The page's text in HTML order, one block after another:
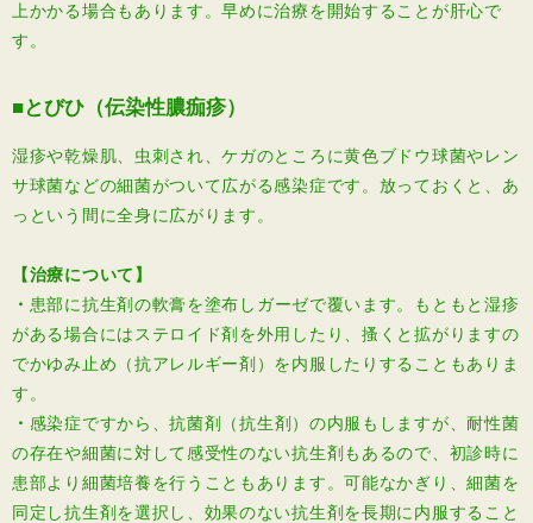
上かかる場合もあります。早めに治療を開始することが肝心で
す。
■とびひ（伝染性膿痂疹）
湿疹や乾燥肌、虫刺され、ケガのところに黄色ブドウ球菌やレン
サ球菌などの細菌がついて広がる感染症です。放っておくと、あ
っという間に全身に広がります。
【治療について】
・ 患部に抗生剤の軟膏を塗布しガーゼで覆います。もともと湿疹
がある場合にはステロイド剤を外用したり、搔くと拡がりますの
でかゆみ止め（抗アレルギー剤）を内服したりすることもありま
す。
・ 感染症ですから、抗菌剤（抗生剤）の内服もしますが、耐性菌
の存在や細菌に対して感受性のない抗生剤もあるので、初診時に
患部より細菌培養を行うこともあります。可能なかぎり、細菌を
同定し抗生剤を選択し、効果のない抗生剤を長期に内服すること